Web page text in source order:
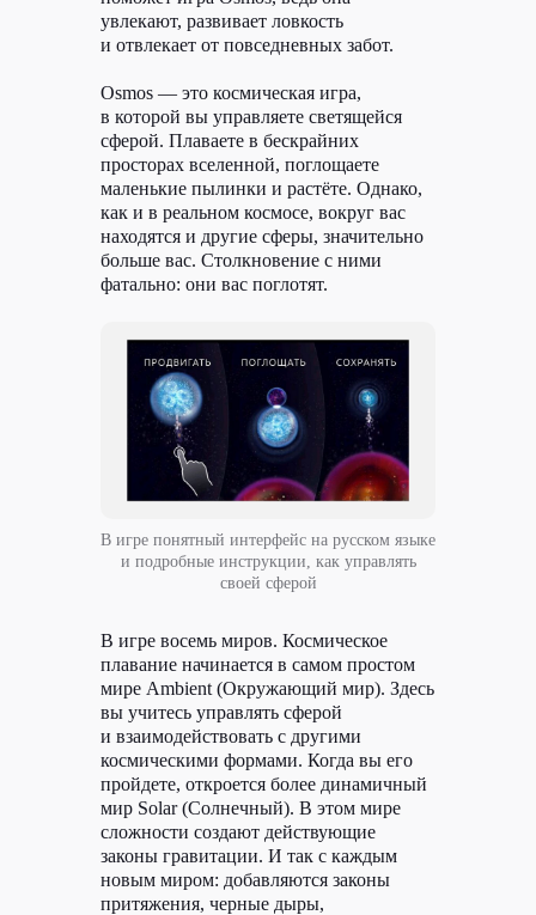
увлекают, развивает ловкость
и отвлекает от повседневных забот.
Osmos — это космическая игра,
в которой вы управляете светящейся
сферой. Плаваете в бескрайних
просторах вселенной, поглощаете
маленькие пылинки и растёте. Однако,
как и в реальном космосе, вокруг вас
находятся и другие сферы, значительно
больше вас. Столкновение с ними
фатально: они вас поглотят.
В игре понятный интерфейс на русском языке
и подробные инструкции, как управлять
своей сферой
В игре восемь миров. Космическое
плавание начинается в самом простом
мире Ambient (Окружающий мир). Здесь
вы учитесь управлять сферой
и взаимодействовать с другими
космическими формами. Когда вы его
пройдете, откроется более динамичный
мир Solar (Солнечный). В этом мире
сложности создают действующие
законы гравитации. И так с каждым
новым миром: добавляются законы
притяжения, черные дыры,